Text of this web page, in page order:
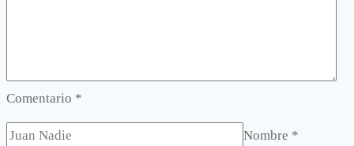
Comentario *
Nombre *